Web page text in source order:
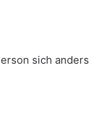
sich anders